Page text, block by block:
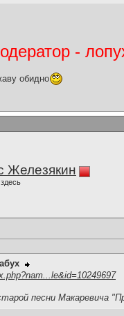
-
обидно
Железякин
песни Макаревича